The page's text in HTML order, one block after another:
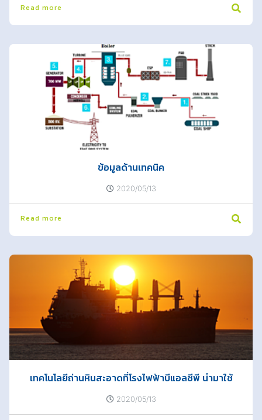
Read more
ข้อมูลด้านเทคนิค
2020/05/13
Read more
เทคโนโลยีถ่านหินสะอาดที่โรงไฟฟ้าบีแอลซีพี นำมาใช้
2020/05/13